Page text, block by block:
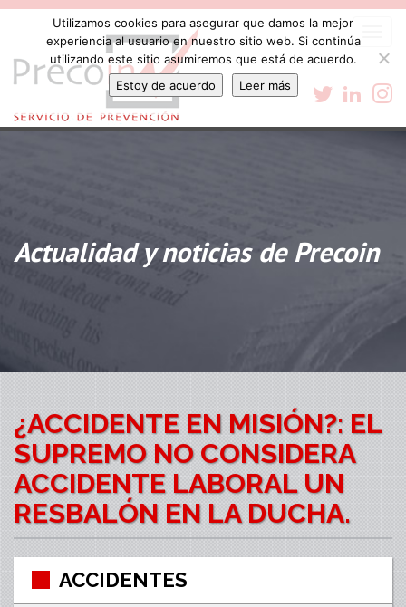
Actualidad y noticias de Precoin
¿ACCIDENTE EN MISIÓN?: EL
SUPREMO NO CONSIDERA
ACCIDENTE LABORAL UN
RESBALÓN EN LA DUCHA.
ACCIDENTES
Utilizamos cookies para asegurar que damos la mejor
experiencia al usuario en nuestro sitio web. Si continúa
utilizando este sitio asumiremos que está de acuerdo.
Estoy de acuerdo
Leer más